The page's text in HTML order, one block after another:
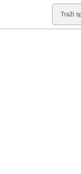
Pretraga